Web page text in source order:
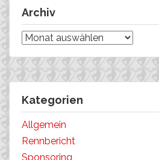
Archiv
Archiv
Kategorien
Allgemein
Rennbericht
Sponsoring